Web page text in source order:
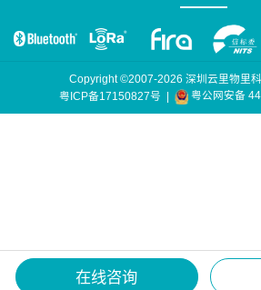
Copyright ©2007-2026 深圳云里物里
粤ICP备17150827号 | 粤公网安备
在线咨询